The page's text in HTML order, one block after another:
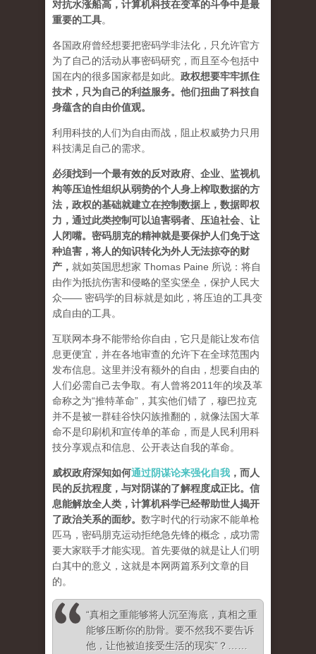
对抗水涨船高，计算机科技在变革的斗争中是最
重要的工具。
各国政府曾经想要把密码学非法化，只允许官方
为了自己的活动从事密码研究，而且至今包括中
国在内的很多国家都是如此。 政权想要牢牢抓住
技术，只为自己的利益服务。他们扭曲了科技自
身蕴含的自由价值观。
利用科技的人们为自由而战，阻止权威势力只用
科技满足自己的需求。
必须找到一个最有效的反对政府、企业、监视机
构等压迫性组织从弱势的个人身上榨取数据的方
法，政权的基础就建立在控制数据上，数据即权
力，通过此类控制可以迫害弱者、压迫社会、让
人闭嘴。密码朋克的精神就是要保护人们免于这
种迫害，将人的知识转化为外人无法掠夺的财
产 ， 就如英国思想家 Thomas Paine 所说：将自
由作为抵抗伤害和侵略的坚实堡垒，保护人民大
众—— 密码学的目标就是如此，将压迫的工具变
成自由的工具。
互联网本身不能带给你自由，它只是能让发布信
息更便宜，并在各地审查的允许下在全球范围内
发布信息。这里并没有额外的自由，想要自由的
人们必需自己去争取。有人曾将2011年的埃及革
命称之为“推特革命”，其实他们错了，穆巴拉克
并不是被一群硅谷快闪族推翻的，就像法国大革
命不是印刷机和宣传单的革命，而是人民利用科
技分享观点和信息、公开表达自我的革命。
威权政府深知如何通过阴谋论来强化自我 ，而人
民的反抗程度，与对阴谋的了解程度成正比。信
息能解放全人类，计算机科学已经帮助世人揭开
了政治关系的面纱。 数字时代的行动家不能单枪
匹马，密码朋克运动拒绝急先锋的概念，成功需
要大家联手才能实现。首先要做的就是让人们明
白其中的意义，这就是本网两篇系列文章的目
的。
“真相之重能够将人沉至海底，真相之重
能够压断你的肋骨。要不然我不要告诉
他，让他被迫接受生活的现实”？……